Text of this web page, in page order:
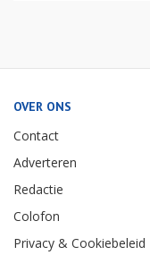
OVER ONS
Contact
Adverteren
Redactie
Colofon
Privacy & Cookiebeleid